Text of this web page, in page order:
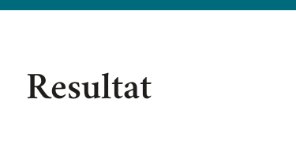
Resultat